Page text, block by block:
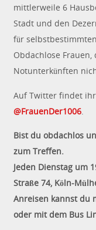
mittlerweile 6
Stadt und den
für
Obdachlose
Notunterkünften
Auf Twitter findet
@FrauenDer1006.
Bist du obdachlos
zum Treffen.
Jeden Dienstag um
Straße 74, Köln-
Anreisen kannst du
oder mit dem Bus